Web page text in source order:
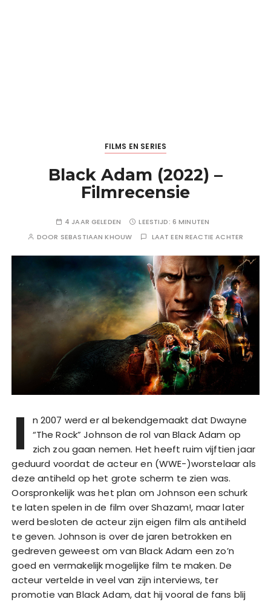
FILMS EN SERIES
Black Adam (2022) –
Filmrecensie
4 JAAR GELEDEN LEESTIJD: 6 MINUTEN
DOOR SEBASTIAAN KHOUW LAAT EEN REACTIE ACHTER
I
n 2007 werd er al bekendgemaakt dat Dwayne
“The Rock” Johnson de rol van Black Adam op
zich zou gaan nemen. Het heeft ruim vijftien jaar
geduurd voordat de acteur en (WWE-)worstelaar als
deze antiheld op het grote scherm te zien was.
Oorspronkelijk was het plan om Johnson een schurk
te laten spelen in de film over Shazam!, maar later
werd besloten de acteur zijn eigen film als antiheld
te geven. Johnson is over de jaren betrokken en
gedreven geweest om van Black Adam een zo’n
goed en vermakelijk mogelijke film te maken. De
acteur vertelde in veel van zijn interviews, ter
promotie van Black Adam, dat hij vooral de fans blij